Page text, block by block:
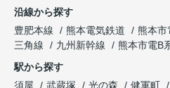
沿線から探す
豊肥本線
熊本電気鉄道 熊本市
三角線
九州新幹線
熊本市電B
駅から探す
須屋
武蔵塚 光の森 健軍町